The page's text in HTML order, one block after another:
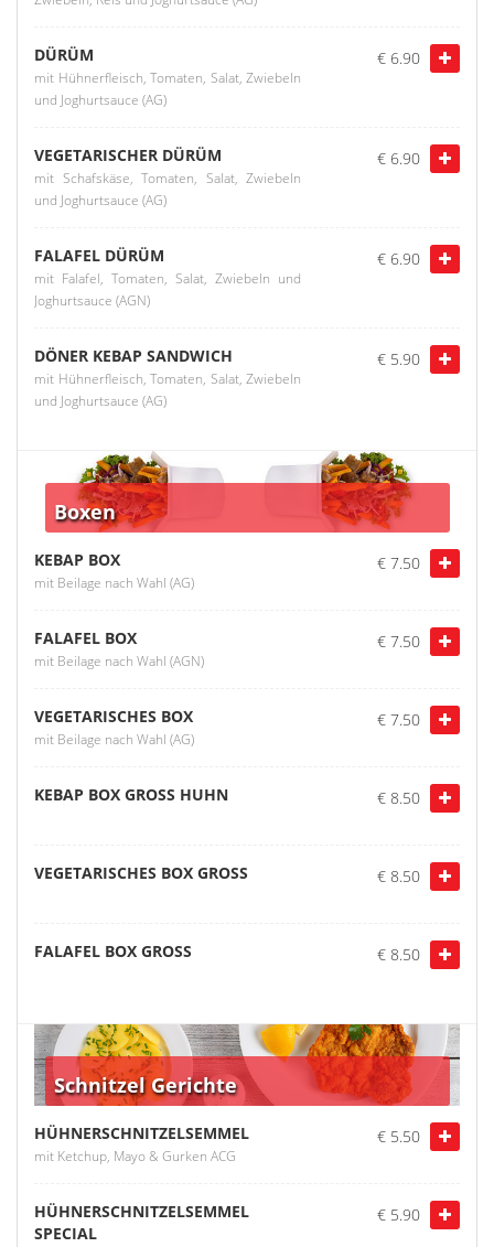
DÜRÜM
mit Hühnerfleisch, Tomaten, Salat, Zwiebeln
und Joghurtsauce (AG)
€ 6.90
VEGETARISCHER DÜRÜM
mit Schafskäse, Tomaten, Salat, Zwiebeln
und Joghurtsauce (AG)
€ 6.90
FALAFEL DÜRÜM
mit Falafel, Tomaten, Salat, Zwiebeln und
Joghurtsauce (AGN)
€ 6.90
DÖNER KEBAP SANDWICH
mit Hühnerfleisch, Tomaten, Salat, Zwiebeln
und Joghurtsauce (AG)
€ 5.90
Boxen
KEBAP BOX
mit Beilage nach Wahl (AG)
€ 7.50
FALAFEL BOX
mit Beilage nach Wahl (AGN)
€ 7.50
VEGETARISCHES BOX
mit Beilage nach Wahl (AG)
€ 7.50
KEBAP BOX GROSS HUHN € 8.50
VEGETARISCHES BOX GROSS € 8.50
FALAFEL BOX GROSS € 8.50
Schnitzel Gerichte
HÜHNERSCHNITZELSEMMEL
mit Ketchup, Mayo & Gurken ACG
€ 5.50
HÜHNERSCHNITZELSEMMEL
SPECIAL
€ 5.90